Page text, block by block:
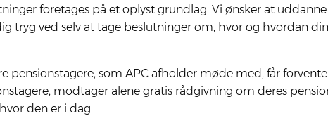
fore­ta­ges på et oplyst grund­lag. Vi ønsker at
tryg ved selv at tage beslut­nin­ger om, hvor og hvor­dan din
pensionstagere, som APC afholder møde med, får
modtager alene gratis rådgivning om deres
den er i dag.